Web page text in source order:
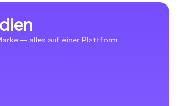
– alles auf einer Plattform.